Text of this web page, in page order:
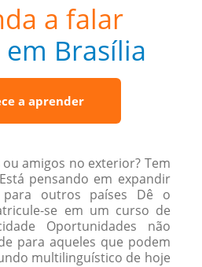
a falar
em Brasília
a aprender
amigos no exterior? Tem
pensando em expandir
outros países Dê o
se em um curso de
Oportunidades não
para aqueles que podem
multilinguístico de hoje